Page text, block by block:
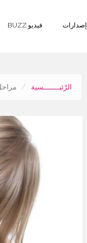
إصدارات فيديو BUZZ
الرّئيــــــــسية مراحل